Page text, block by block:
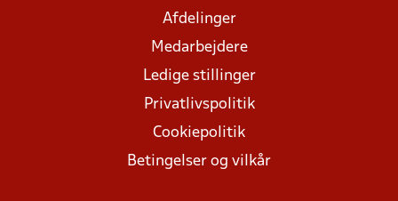
Afdelinger
Medarbejdere
Ledige stillinger
Privatlivspolitik
Cookiepolitik
Betingelser og vilkår